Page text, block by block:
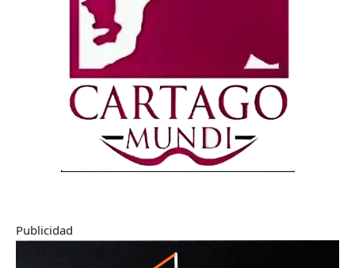
Publicidad